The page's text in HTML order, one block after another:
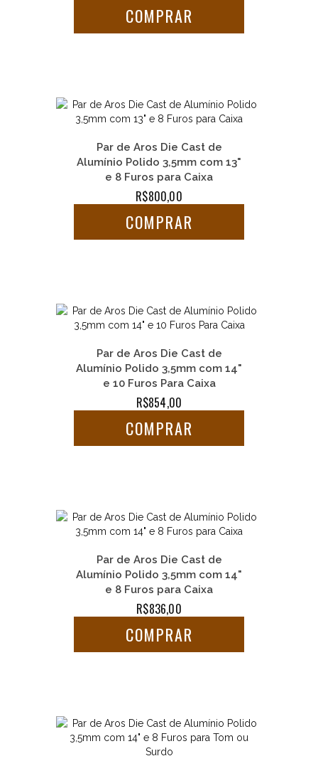
COMPRAR
Par de Aros Die Cast de
Alumínio Polido 3,5mm com 13"
e 8 Furos para Caixa
R$800,00
COMPRAR
Par de Aros Die Cast de
Alumínio Polido 3,5mm com 14"
e 10 Furos Para Caixa
R$854,00
COMPRAR
Par de Aros Die Cast de
Alumínio Polido 3,5mm com 14"
e 8 Furos para Caixa
R$836,00
COMPRAR